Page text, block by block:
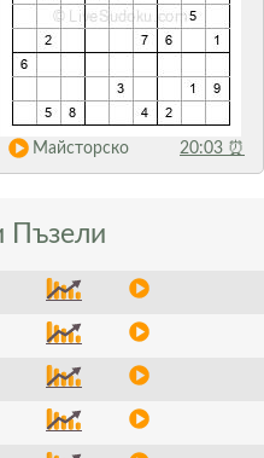
Майсторско 20:03 ⏰
Пъзели